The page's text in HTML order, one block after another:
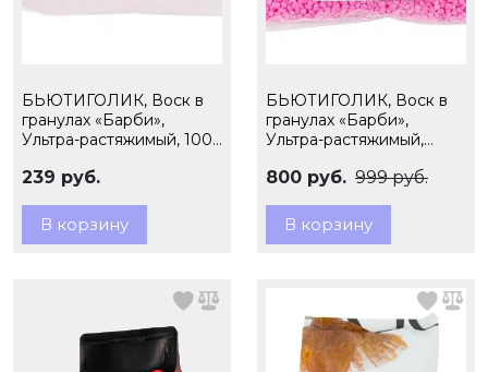
БЬЮТИГОЛИК, Воск в
гранулах «Барби»,
Ультра-растяжимый, 100
239 руб.
В корзину
БЬЮТИГОЛИК, Воск в
гранулах «Барби»,
Ультра-растяжимый,
800 руб. 999 руб.
В корзину